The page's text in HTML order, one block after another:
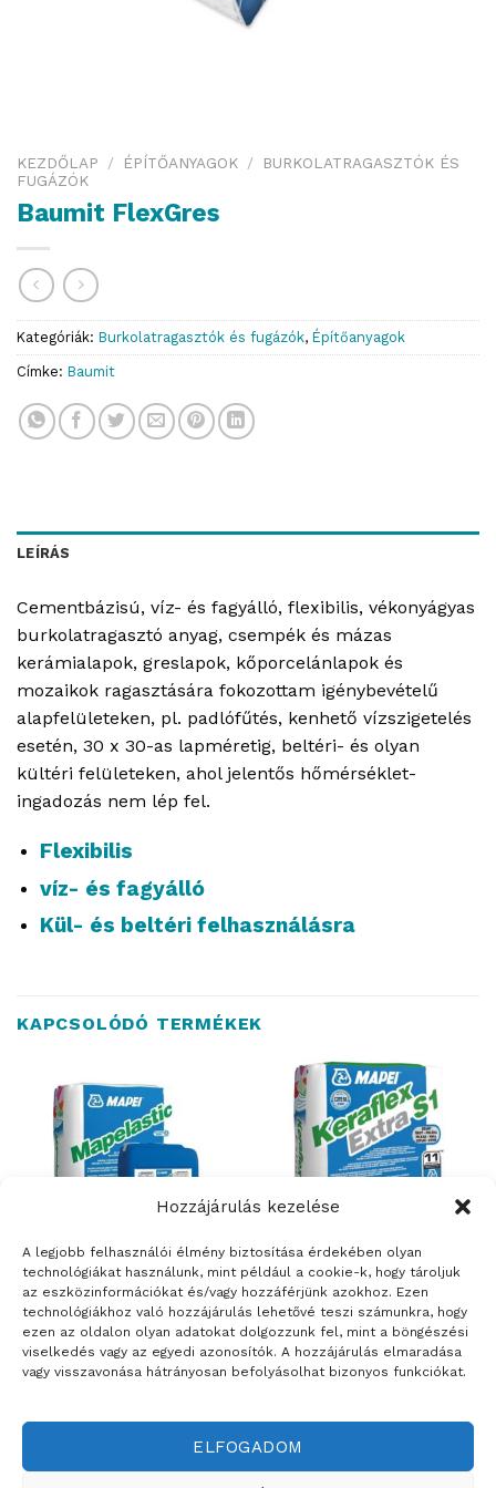
Hozzájárulás kezelése
A legjobb felhasználói élmény biztosítása érdekében olyan
technológiákat használunk, mint például a cookie-k, hogy tároljuk
az eszközinformációkat és/vagy hozzáférjünk azokhoz. Ezen
technológiákhoz való hozzájárulás lehetővé teszi számunkra, hogy
ezen az oldalon olyan adatokat dolgozzunk fel, mint a böngészési
viselkedés vagy az egyedi azonosítók. A hozzájárulás elmaradása
vagy visszavonása hátrányosan befolyásolhat bizonyos funkciókat.
ELFOGADOM
KEZDŐLAP / ÉPÍTŐANYAGOK /
BURKOLATRAGASZTÓK ÉS
FUGÁZÓK
Baumit FlexGres
Kategóriák: Burkolatragasztók és fugázók, Építőanyagok
Címke: Baumit
LEÍRÁS
Cementbázisú, víz- és fagyálló, flexibilis, vékonyágyas
burkolatragasztó anyag, csempék és mázas
kerámialapok, greslapok, kőporcelánlapok és
mozaikok ragasztására fokozottam igénybevételű
alapfelületeken, pl. padlófűtés, kenhető vízszigetelés
esetén, 30 x 30-as lapméretig, beltéri- és olyan
kültéri felületeken, ahol jelentős hőmérséklet-
ingadozás nem lép fel.
Flexibilis
víz- és fagyálló
Kül- és beltéri felhasználásra
KAPCSOLÓDÓ TERMÉKEK
ÉPÍTŐANYAGOK
Mapei Mapelastic –
kétkomponensű flexibilis
cementkötésű vízszigetelő
habarcs
ÉPÍTŐANYAGOK
Mapei Keraflex Extra S1 –
fokozott terhelhetőségű,
rugalmas, lecsúszásmentes
cementkötésű ragasztó – 25